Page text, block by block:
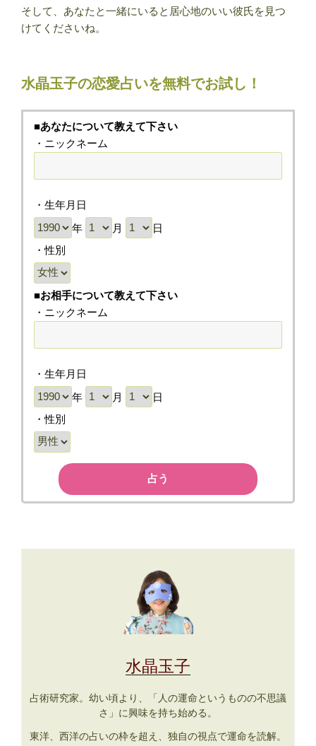
そして、あなたと一緒にいると居心地のいい彼氏を見つ
けてくださいね。
水晶玉子の恋愛占いを無料でお試し！
■あなたについて教えて下さい
・ニックネーム
・生年月日
年
月
日
・性別
■お相手について教えて下さい
・ニックネーム
・生年月日
年
月
日
・性別
占う
水晶玉子
占術研究家。幼い頃より、「人の運命というものの不思議
さ」に興味を持ち始める。
東洋、西洋の占いの枠を超え、独自の視点で運命を読解。